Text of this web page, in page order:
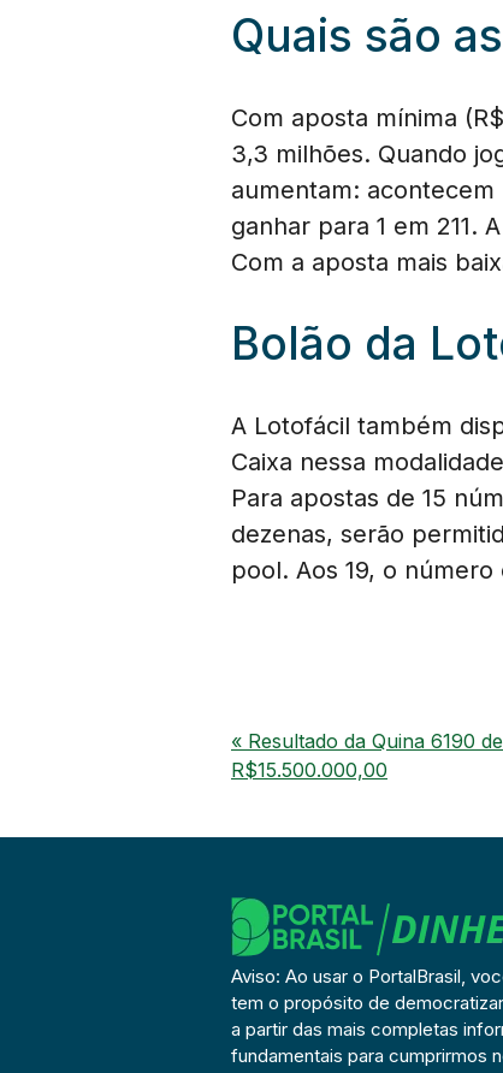
Quais são
Com aposta mínima
3,3 milhões. Quando
aumentam:
ganhar para 1 em 211.
Com a aposta mais
Bolão da
A Lotofácil também
Caixa nessa
Para apostas de 15
dezenas, serão
pool. Aos 19, o
« Resultado da Quina 6190
R$15.500.000,00
Aviso: Ao usar o PortalBrasil,
tem o propósito de
a partir das mais completas
fundamentais para cumprirmos